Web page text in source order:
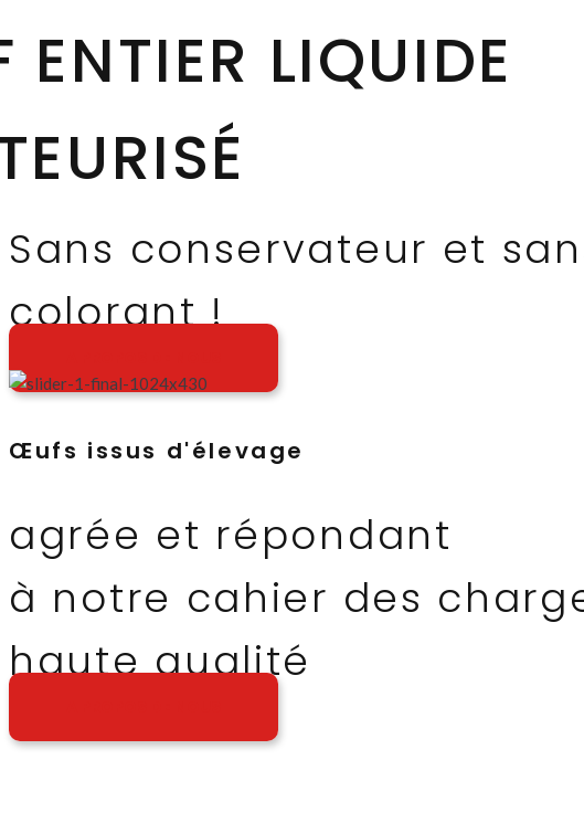
LIQUIDE
Sans conservateur et
colorant !
Œufs issus d'élevage
agrée et répondant
à notre cahier des
haute qualité